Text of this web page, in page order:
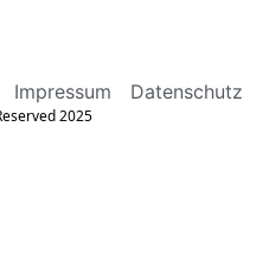
Impressum Datenschutz
2025